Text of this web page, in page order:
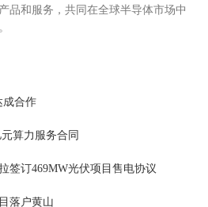
品和服务，共同在全球半导体市场中
成合作
算力服务合同
签订469MW光伏项目售电协议
落户黄山